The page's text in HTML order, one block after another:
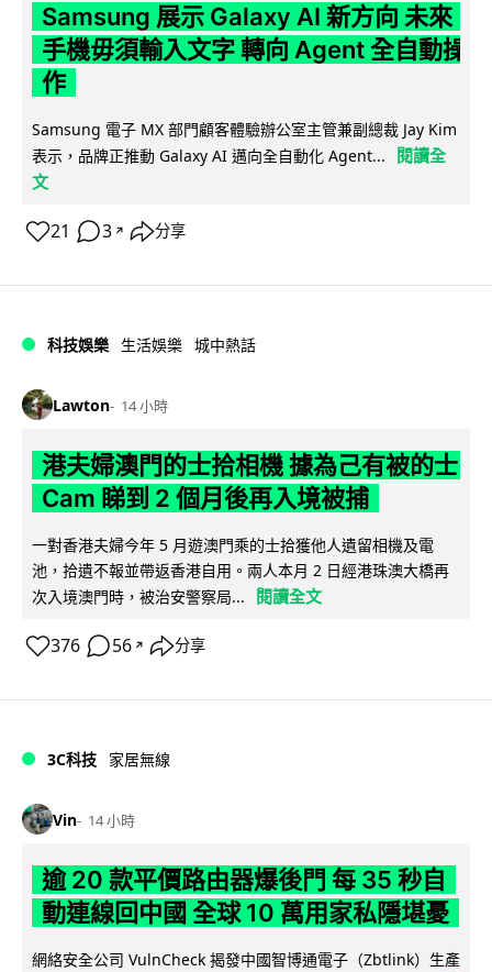
Samsung 展示 Galaxy AI 新方向 未來
手機毋須輸入文字 轉向 Agent 全自動操
作
Samsung 電子 MX 部門顧客體驗辦公室主管兼副總裁 Jay Kim
表示，品牌正推動 Galaxy AI 邁向全自動化 Agent...
閱讀全
文
21 3 ↗ 分享
科技娛樂 生活娛樂 城中熱話
Lawton 14 小時
港夫婦澳門的士拾相機 據為己有被的士
Cam 睇到 2 個月後再入境被捕
一對香港夫婦今年 5 月遊澳門乘的士拾獲他人遺留相機及電
池，拾遺不報並帶返香港自用。兩人本月 2 日經港珠澳大橋再
次入境澳門時，被治安警察局...
閱讀全文
376 56 ↗ 分享
3C科技 家居無線
Vin 14 小時
逾 20 款平價路由器爆後門 每 35 秒自
動連線回中國 全球 10 萬用家私隱堪憂
網絡安全公司 VulnCheck 揭發中國智博通電子（Zbtlink）生產